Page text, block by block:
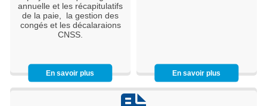
annuelle et les récapitulatifs
de la paie, la gestion des
congés et les décalaraions
CNSS.
En savoir plus En savoir plus